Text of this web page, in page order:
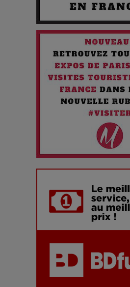
Quand l'Opéra Rencontre l'IA :
Paradoxe qui Chante le Futur
Chien 51 - Quand l’IA prend le
futur troublant
Maïra Kerey, la “voix d’or du
ans de carrière à la Salle Gaveau
Les dessous de la fast fashion :
7 Techniques Secrètes des
Adieu Jean-Pat : rire au bord du
Pharaonic Festival 2025 : 10 ans
montagnes, une fête à ne pas